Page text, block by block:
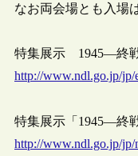
なお両会場とも入場
特集展示 1945―終戦
http://www.ndl.go.jp/jp/
特集展示「1945―終
http://www.ndl.go.jp/jp/